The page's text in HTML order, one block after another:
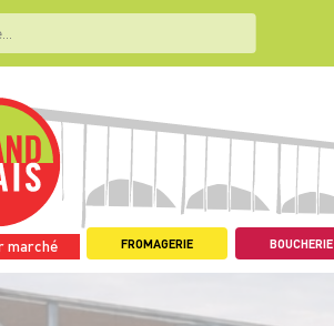
marché FROMAGERIE BOUCHERIE